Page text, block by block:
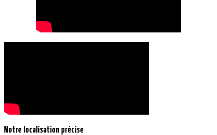
Notre localisation précise